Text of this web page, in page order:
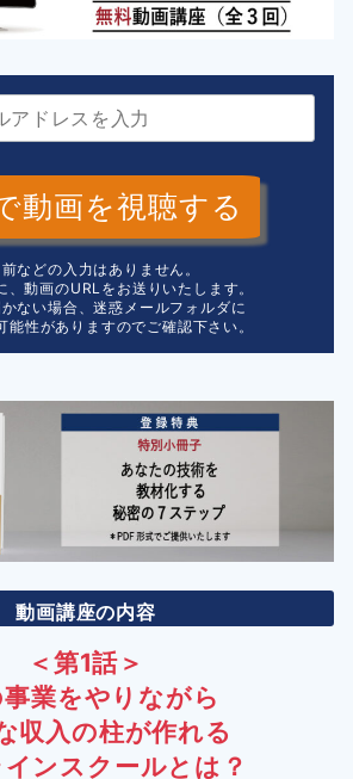
動画を視聴する
などの入力はありません。
、動画のURLをお送りいたします。
かない場合、迷惑メールフォルダに
能性がありますのでご確認下さい。
動画講座の内容
＜第1話＞
業をやりながら
収入の柱が作れる
ンスクールとは？